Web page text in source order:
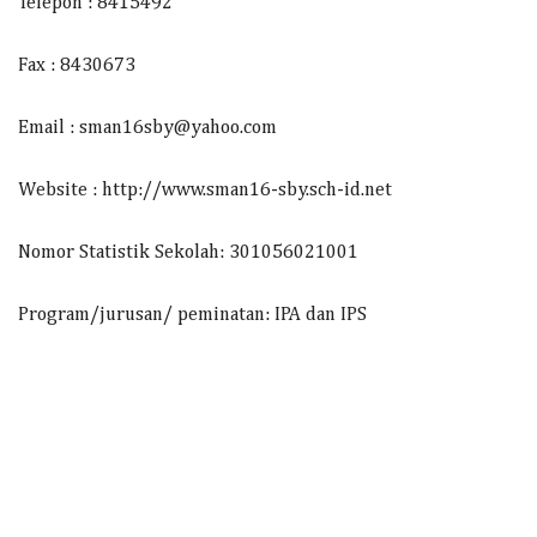
Fax : 8430673
Email : sman16sby@yahoo.com
Website : http://www.sman16-sby.sch-id.net
Nomor Statistik Sekolah: 301056021001
Program/jurusan/ peminatan: IPA dan IPS